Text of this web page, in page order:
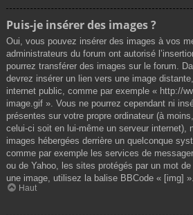
Puis-je insérer des images ?
Oui, vous pouvez insérer des images à vos
administrateurs du forum ont autorisé
pourrez transférer des images sur le forum.
devrez insérer un lien vers une image
internet public, comme par exemple « http://
image.gif ». Vous ne pourrez cependant ni
présentes sur votre propre ordinateur (à
celui-ci soit en lui-même un serveur internet),
images hébergées derrière un quelconque
comme par exemple les services de
ou de Yahoo, les sites protégés par un mot
une image, utilisez la balise BBCode « [img] ».
Haut